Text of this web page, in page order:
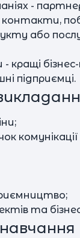
-
контакти,
або
- кращі
підприємці.
та